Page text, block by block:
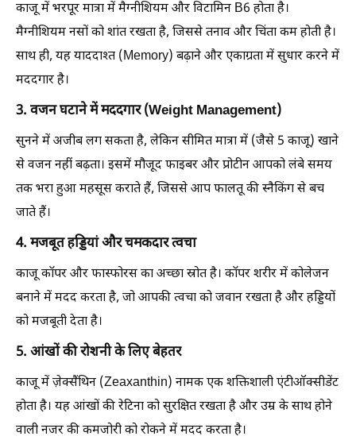
काजू में भरपूर मात्रा में मैग्नीशियम और विटामिन B6 होता है।
मैग्नीशियम नसों को शांत रखता है, जिससे तनाव और चिंता कम होती है।
साथ ही, यह याददाश्त (Memory) बढ़ाने और एकाग्रता में सुधार करने में
मददगार है।
3. वजन घटाने में मददगार (Weight Management)
सुनने में अजीब लग सकता है, लेकिन सीमित मात्रा में (जैसे 5 काजू) खाने
से वजन नहीं बढ़ता। इसमें मौजूद फाइबर और प्रोटीन आपको लंबे समय
तक भरा हुआ महसूस कराते हैं, जिससे आप फालतू की स्नैकिंग से बच
जाते हैं।
4. मजबूत हड्डियां और चमकदार त्वचा
काजू कॉपर और फास्फोरस का अच्छा स्रोत है। कॉपर शरीर में कोलेजन
बनाने में मदद करता है, जो आपकी त्वचा को जवान रखता है और हड्डियों
को मजबूती देता है।
5. आंखों की रोशनी के लिए बेहतर
काजू में ज़ेक्सैंथिन (Zeaxanthin) नामक एक शक्तिशाली एंटीऑक्सीडेंट
होता है। यह आंखों की रेटिना को सुरक्षित रखता है और उम्र के साथ होने
वाली नजर की कमजोरी को रोकने में मदद करता है।